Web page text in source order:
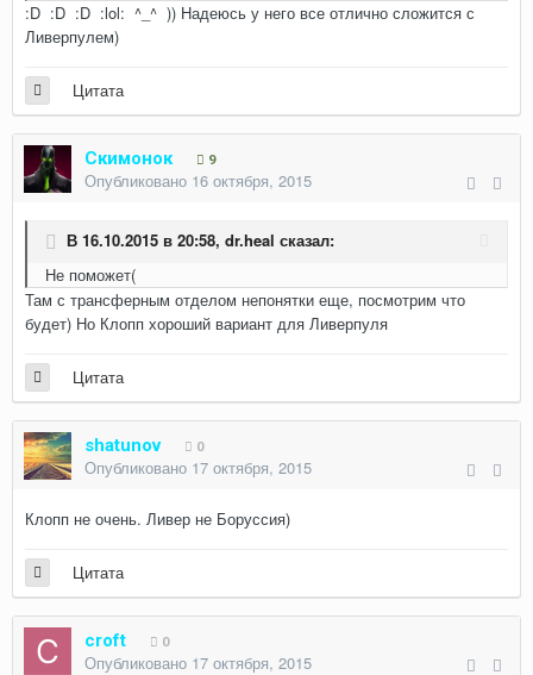
:D :D :D :lol: ^_^ )) Надеюсь у него все отлично сложится с
Ливерпулем)
Цитата
Скимонок 9
Опубликовано 16 октября, 2015
В 16.10.2015 в 20:58, dr.heal сказал:
Не поможет(
Там с трансферным отделом непонятки еще, посмотрим что
будет) Но Клопп хороший вариант для Ливерпуля
Цитата
shatunov 0
Опубликовано 17 октября, 2015
Клопп не очень. Ливер не Боруссия)
Цитата
croft 0
Опубликовано 17 октября, 2015